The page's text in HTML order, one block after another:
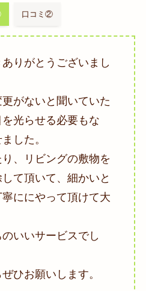
口コミ②
りがとうございまし
がないと聞いていた
光らせる必要もな
した。
、リビングの敷物を
て頂いて、細かいと
ににやって頂けて大
いいサービスでし
ひお願いします。